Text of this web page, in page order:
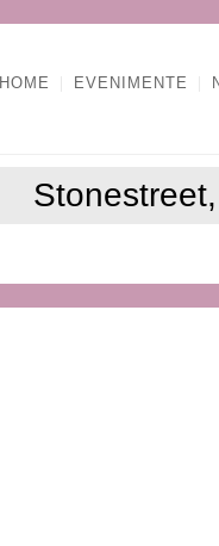
HOME EVENIMENTE